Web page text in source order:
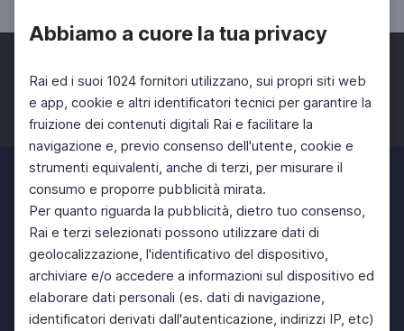
Abbiamo a cuore la tua privacy
Rai ed i suoi 1024 fornitori utilizzano, sui propri siti web
e app, cookie e altri identificatori tecnici per garantire la
fruizione dei contenuti digitali Rai e facilitare la
navigazione e, previo consenso dell'utente, cookie e
strumenti equivalenti, anche di terzi, per misurare il
consumo e proporre pubblicità mirata.
Per quanto riguarda la pubblicità, dietro tuo consenso,
Rai e terzi selezionati possono utilizzare dati di
geolocalizzazione, l'identificativo del dispositivo,
archiviare e/o accedere a informazioni sul dispositivo ed
elaborare dati personali (es. dati di navigazione,
identificatori derivati dall'autenticazione, indirizzi IP, etc)
Facebook Twitter Instagram